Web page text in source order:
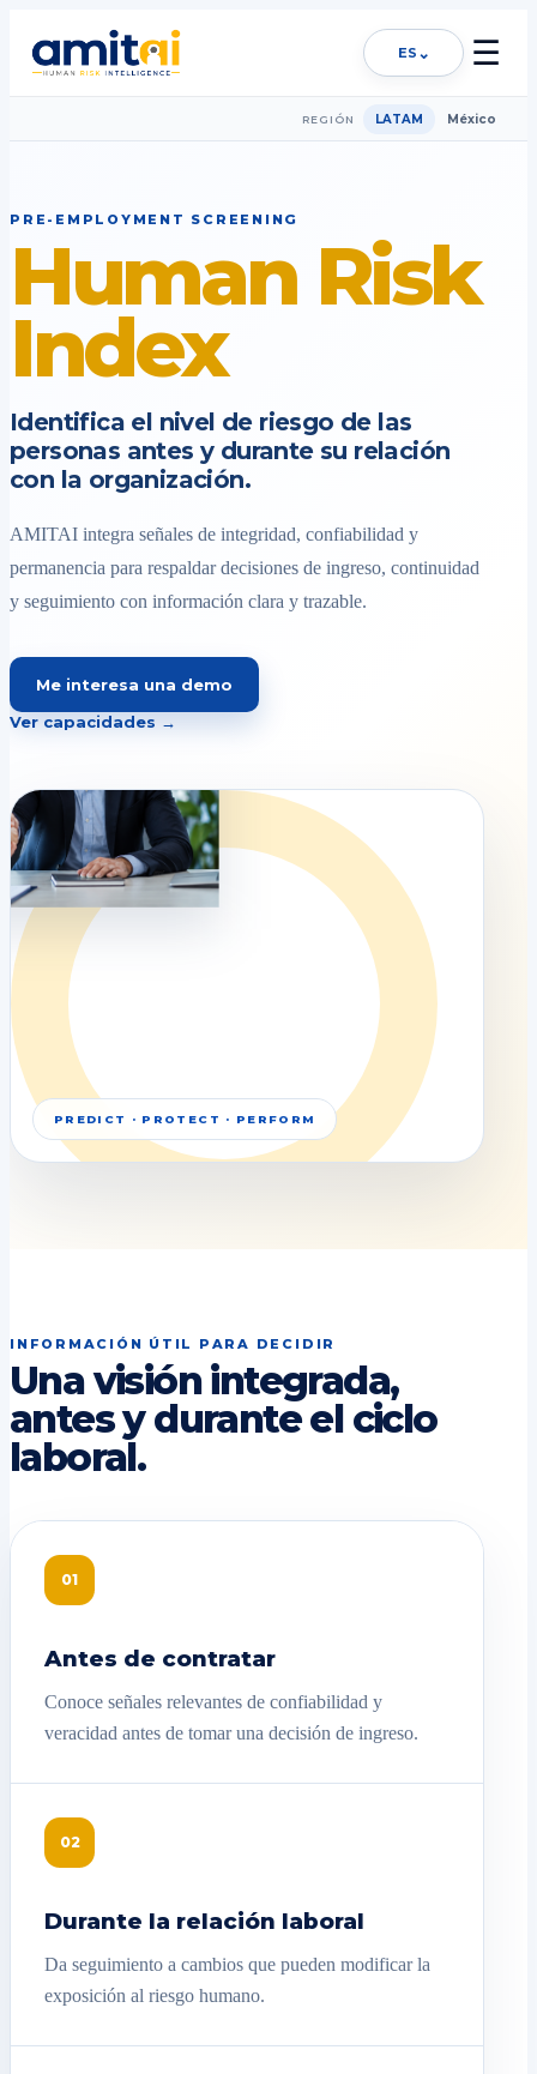
ES ⌄ ☰
REGIÓN LATAM México
PRE-EMPLOYMENT SCREENING
Human Risk
Index
Identifica el nivel de riesgo de las
personas antes y durante su relación
con la organización.
AMITAI integra señales de integridad, confiabilidad y
permanencia para respaldar decisiones de ingreso, continuidad
y seguimiento con información clara y trazable.
Me interesa una demo
Ver capacidades →
PREDICT · PROTECT · PERFORM
INFORMACIÓN ÚTIL PARA DECIDIR
Una visión integrada,
antes y durante el ciclo
laboral.
01
Antes de contratar
Conoce señales relevantes de confiabilidad y
veracidad antes de tomar una decisión de ingreso.
02
Durante la relación laboral
Da seguimiento a cambios que pueden modificar la
exposición al riesgo humano.